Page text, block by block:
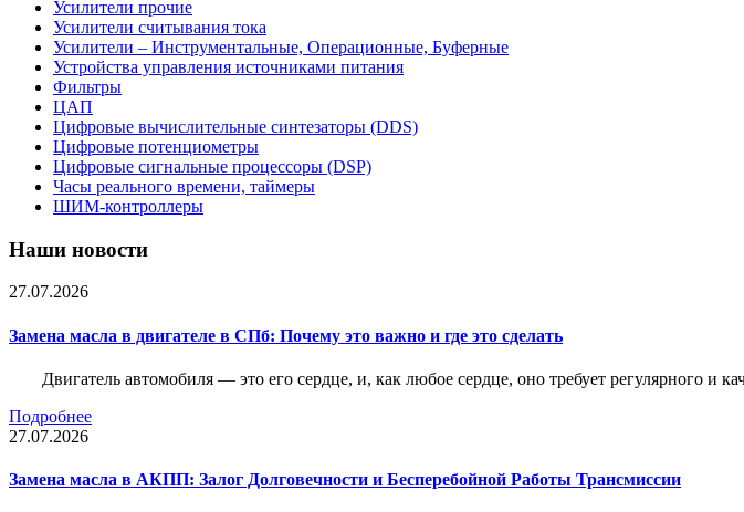
Усилители прочие
Усилители считывания тока
Усилители – Инструментальные, Операционные, Буферные
Устройства управления источниками питания
Фильтры
ЦАП
Цифровые вычислительные синтезаторы (DDS)
Цифровые потенциометры
Цифровые сигнальные процессоры (DSP)
Часы реального времени, таймеры
ШИМ-контроллеры
Наши новости
27.07.2026
Замена масла в двигателе в СПб: Почему это важно и где это сделать
Двигатель автомобиля — это его сердце, и, как любое сердце, оно требует регулярного и
Подробнее
27.07.2026
Замена масла в АКПП: Залог Долговечности и Бесперебойной Работы Трансмиссии